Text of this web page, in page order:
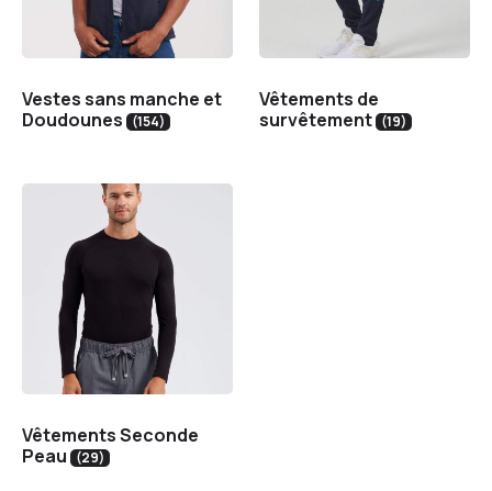
Vestes sans manche et
Doudounes (154)
Vêtements de
survêtement (19)
Vêtements Seconde
Peau (29)